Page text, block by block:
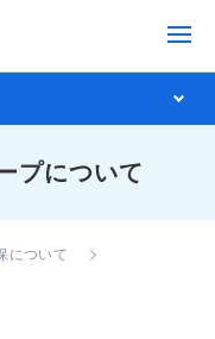
プについて
について